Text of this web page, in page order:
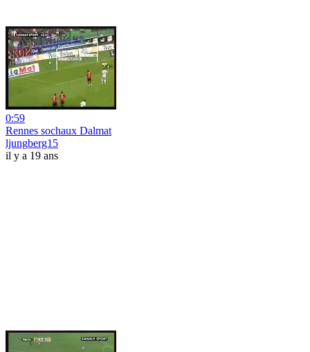
0:59
Rennes sochaux Dalmat
ljungberg15
il y a 19 ans